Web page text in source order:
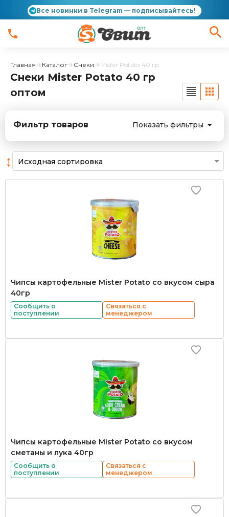
Все новинки в Telegram — подписывайтесь!
Главная Каталог Снеки Mister Potato 40 гр
Снеки Mister Potato 40 гр
оптом
Фильтр товаров Показать фильтры
↕
Чипсы картофельные Mister Potato со вкусом сыра
40гр
Сообщить о
поступлении
Связаться с
менеджером
Чипсы картофельные Mister Potato со вкусом
сметаны и лука 40гр
Сообщить о
поступлении
Связаться с
менеджером